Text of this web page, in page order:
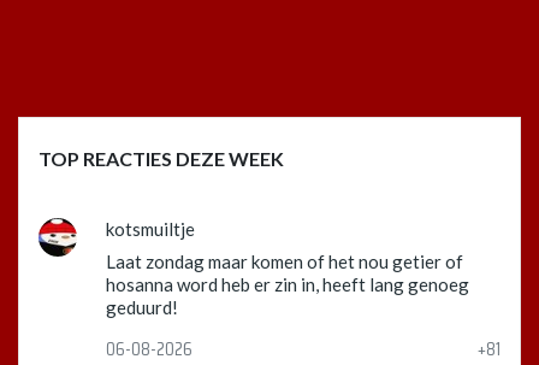
TOP REACTIES DEZE WEEK
kotsmuiltje
Laat zondag maar komen of het nou getier of
hosanna word heb er zin in, heeft lang genoeg
geduurd!
06-08-2026 +81